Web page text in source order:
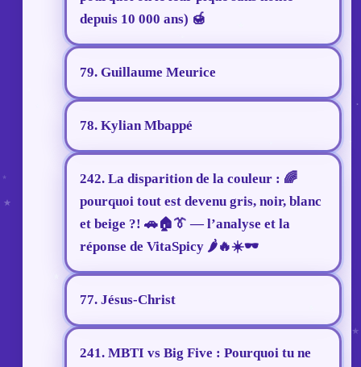
depuis 10 000 ans) 🍯
79. Guillaume Meurice
78. Kylian Mbappé
242. La disparition de la couleur : 🌈
pourquoi tout est devenu gris, noir, blanc
et beige ?! 🚗🏠👔 — l’analyse et la
réponse de VitaSpicy 🌶️🔥☀️🕶️
77. Jésus-Christ
241. MBTI vs Big Five : Pourquoi tu ne